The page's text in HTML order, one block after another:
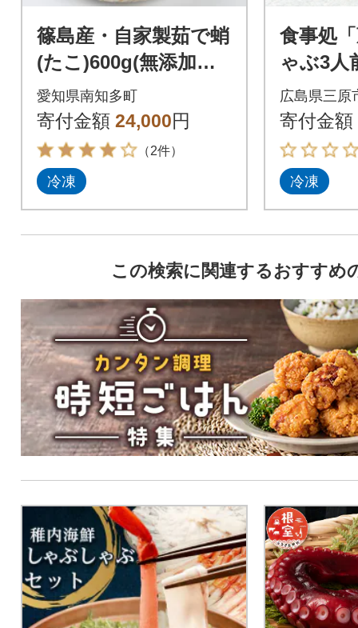
篠島産・自家製茹で蛸
(たこ)600g(無添加タ
コ足)酒のつまみやタ
コパに!CAS冷凍で旨
味ばっちり
愛知県南知多町
寄付金額 24,000円
（2件）
冷凍
食事処
ゃぶ3人
005]
広島県三原
寄付金額
冷凍
この検索に関連するおすすめ